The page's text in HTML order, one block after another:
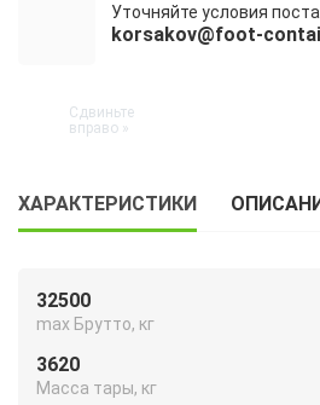
Уточняйте условия
korsakov@foot-
ХАРАКТЕРИСТИКИ
32500
max Брутто, кг
3620
Масса тары, кг